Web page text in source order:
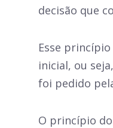
decisão que
Esse
inicial, ou
foi pedido
O princípio